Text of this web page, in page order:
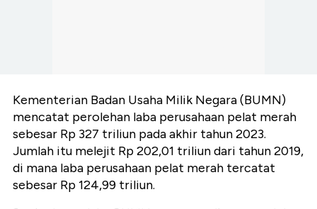
Kementerian Badan Usaha Milik Negara (BUMN)
mencatat perolehan laba perusahaan pelat merah
sebesar Rp 327 triliun pada akhir tahun 2023.
Jumlah itu melejit Rp 202,01 triliun dari tahun 2019,
di mana laba perusahaan pelat merah tercatat
sebesar Rp 124,99 triliun.